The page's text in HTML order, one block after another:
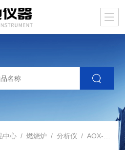
中心 /燃烧炉 /分析仪 / AOX-WK-S微库仑计可吸附有机卤素分析仪HJ1214-2021标准